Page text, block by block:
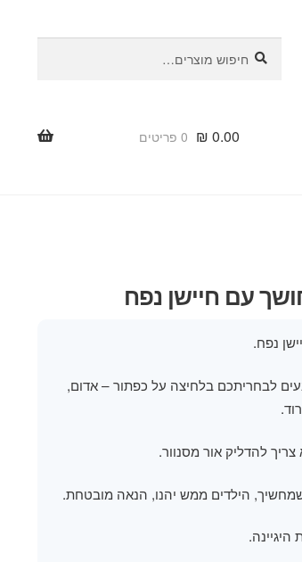
עבור:
0.00
₪ 0 פריטים
עם חיישן נפח
נפח.
של צבעים לבחריתכם בלחיצה על כפתור – אדום,
להדליק אור מסנוור.
הילדים ממש יהנו, הנאה מובטחת.
היגיינה.